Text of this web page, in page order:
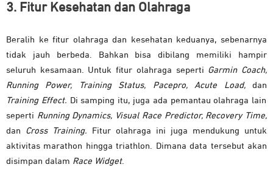
3. Fitur Kesehatan dan Olahraga
Beralih ke fitur olahraga dan kesehatan keduanya, sebenarnya
tidak jauh berbeda. Bahkan bisa dibilang memiliki hampir
seluruh kesamaan. Untuk fitur olahraga seperti Garmin Coach,
Running Power, Training Status, Pacepro, Acute Load, dan
Training Effect. Di samping itu, juga ada pemantau olahraga lain
seperti Running Dynamics, Visual Race Predictor, Recovery Time,
dan Cross Training. Fitur olahraga ini juga mendukung untuk
aktivitas marathon hingga triathlon. Dimana data tersebut akan
disimpan dalam Race Widget.